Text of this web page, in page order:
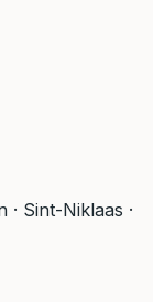
· Sint-Niklaas ·